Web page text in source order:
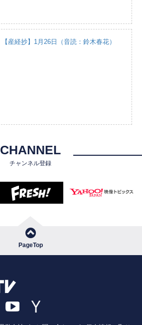
【産経抄】1月26日（音読：鈴木春花）
CHANNEL
チャンネル登録
PageTop